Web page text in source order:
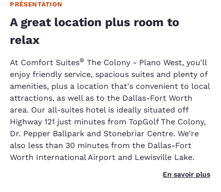
PRÉSENTATION
A great location plus room to
relax
At Comfort Suites® The Colony - Plano West, you'll
enjoy friendly service, spacious suites and plenty of
amenities, plus a location that's convenient to local
attractions, as well as to the Dallas-Fort Worth
area. Our all-suites hotel is ideally situated off
Highway 121 just minutes from TopGolf The Colony,
Dr. Pepper Ballpark and Stonebriar Centre. We're
also less than 30 minutes from the Dallas-Fort
Worth International Airport and Lewisville Lake.
En savoir plus